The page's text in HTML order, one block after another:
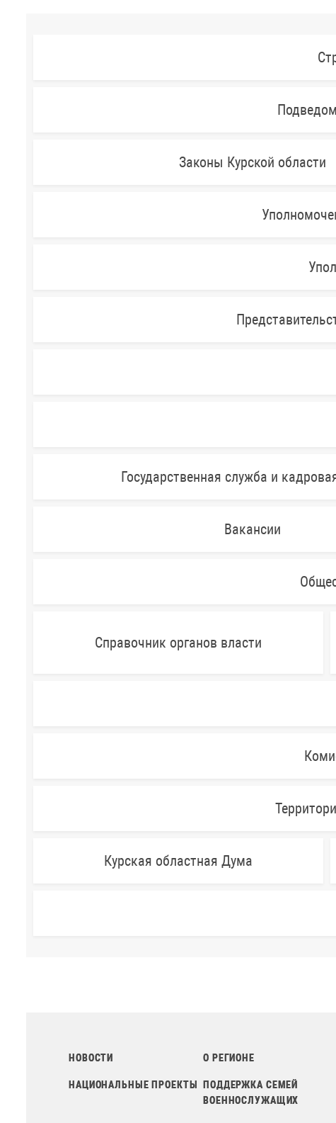
Законы Курской области
Государственная служба и
Вакансии
Справочник органов власти
Курская областная Дума
НОВОСТИ О РЕГИОНЕ
НАЦИОНАЛЬНЫЕ ПРОЕКТЫ
ПОДДЕРЖКА СЕМЕЙ
ВОЕННОСЛУЖАЩИХ